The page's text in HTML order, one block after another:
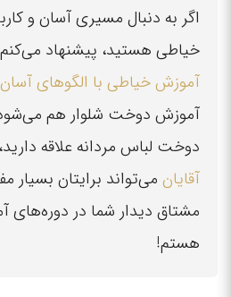
اگر به دنبال مسیری آسان و
خیاطی هستید، پیشنهاد
آموزش خیاطی با الگوهای آسان
آموزش دوخت شلوار هم
دوخت لباس مردانه علاقه
آقایان می‌تواند برایتان بسیار
مشتاق دیدار شما در دوره‌های
هستم!